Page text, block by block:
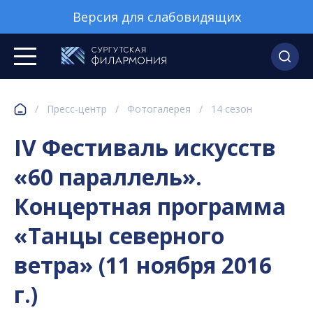
Версия для слабовидящих
/ Пресс-центр / Фотогалерея / 14 сезон
IV Фестиваль искусств
«60 параллель».
Концертная программа
«Танцы северного
ветра» (11 ноября 2016
г.)